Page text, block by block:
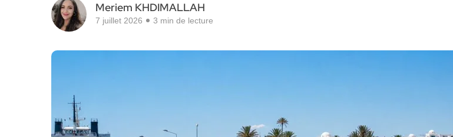
Meriem KHDIMALLAH
7 juillet 2026 3 min de lecture